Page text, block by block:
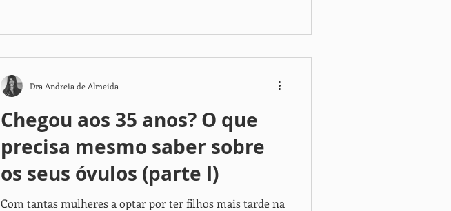
Chegou aos 35 anos? O que
precisa mesmo saber sobre
os seus óvulos (parte I)
Com tantas mulheres a optar por ter filhos mais tarde na
Dra Andreia de Almeida